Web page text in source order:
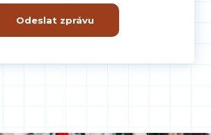
Odeslat zprávu